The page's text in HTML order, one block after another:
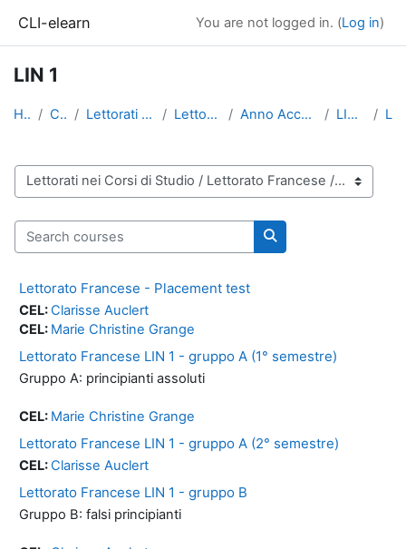
CLI-elearn You are not logged in. (Log in)
LIN 1
Home Courses Lettorati nei Corsi di Studio Lettorato Francese Anno Accademico 2021-2022 LIN Triennale
Course categories
Search courses
Search courses
Lettorato Francese - Placement test
CEL:Clarisse Auclert
CEL: Marie Christine Grange
Lettorato Francese LIN 1 - gruppo A (1° semestre)
Gruppo A: principianti assoluti
CEL: Marie Christine Grange
Lettorato Francese LIN 1 - gruppo A (2° semestre)
CEL:Clarisse Auclert
Lettorato Francese LIN 1 - gruppo B
Gruppo B: falsi principianti